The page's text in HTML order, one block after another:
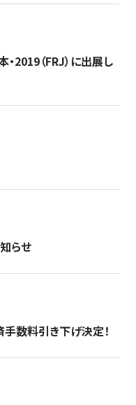
・2019（FRJ）に出展し
らせ
数料引き下げ決定！